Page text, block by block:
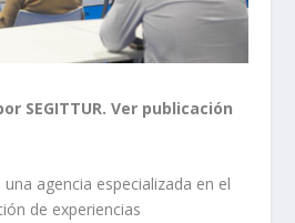
SEGITTUR. Ver publicación
agencia especializada en el
de experiencias